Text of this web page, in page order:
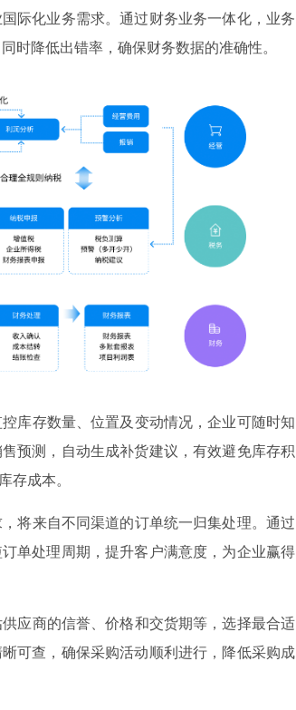
际化业务需求。通过财务业务一体化，业务
时降低出错率，确保财务数据的准确性。
库存数量、位置及变动情况，企业可随时知
预测，自动生成补货建议，有效避免库存积
成本。
将来自不同渠道的订单统一归集处理。通过
单处理周期，提升客户满意度，为企业赢得
应商的信誉、价格和交货期等，选择最合适
可查，确保采购活动顺利进行，降低采购成